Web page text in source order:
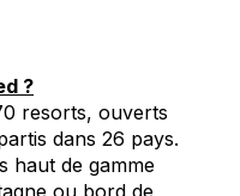
?
resorts, ouverts
dans 26 pays.
haut de gamme
ou bord de